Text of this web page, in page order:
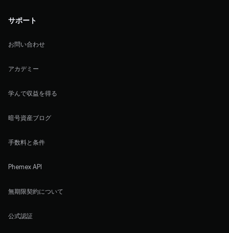
サポート
お問い合わせ
アカデミー
学んで収益を得る
暗号資産ブログ
手数料と条件
Phemex API
無期限契約について
公式認証